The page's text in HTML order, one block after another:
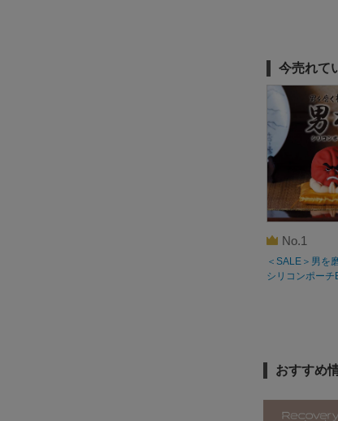
今売れて
No.1
＜SALE＞男を
シリコンポーチ
おすすめ